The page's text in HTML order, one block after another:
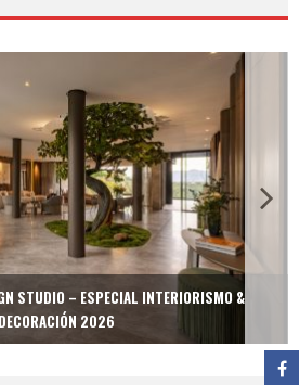
STUDIO – ESPECIAL INTERIORISMO &
DECORACIÓN 2026